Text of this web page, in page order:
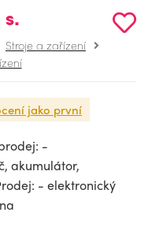
s.
Stroje a zařízení
jako první
-
akumulátor,
- elektronický